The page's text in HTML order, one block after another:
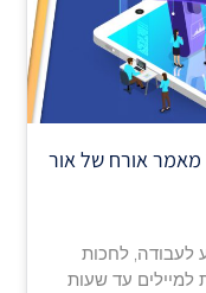
מאמר אורח של אור
לעבודה, לחכות
למיילים עד שעות